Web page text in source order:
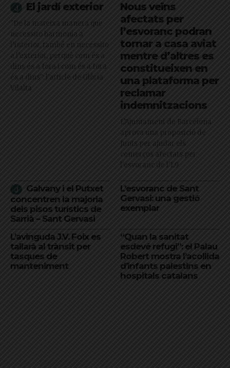
El jardí exterior
"De la mateixa manera que
necessito harmonia a
l’interior, també en necessito
a l’exterior, perquè com és a
dins és a fora i com és a fora
és a dins": l'article de Glòria
Vilalta
Nous veïns
afectats per
l’esvoranc podran
tornar a casa aviat
mentre d’altres es
constitueixen en
una plataforma per
reclamar
indemnitzacions
L’Ajuntament de Barcelona
aprova una proposició de
Junts per ajudar els
comerços afectats per
l'esvoranc de l'L9
Galvany i el Putxet
concentren la majoria
dels pisos turístics de
Sarrià – Sant Gervasi
L’esvoranc de Sant
Gervasi: una gestió
exemplar
L’avinguda J.V. Foix es
tallarà al trànsit per
tasques de
manteniment
“Quan la sanitat
esdevé refugi”: el Palau
Robert mostra l’acollida
d’infants palestins en
hospitals catalans